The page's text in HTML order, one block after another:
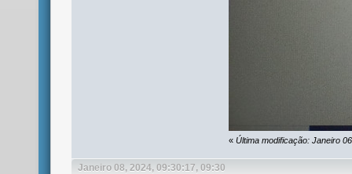
« Última modificação: Janeiro
Janeiro 08, 2024, 09:30:17, 09:30